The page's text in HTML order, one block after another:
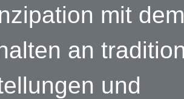
mit dem
an
und